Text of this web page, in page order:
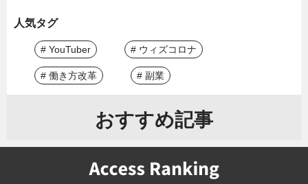
人気タグ
# YouTuber # ウィズコロナ
# 働き方改革 # 副業
おすすめ記事